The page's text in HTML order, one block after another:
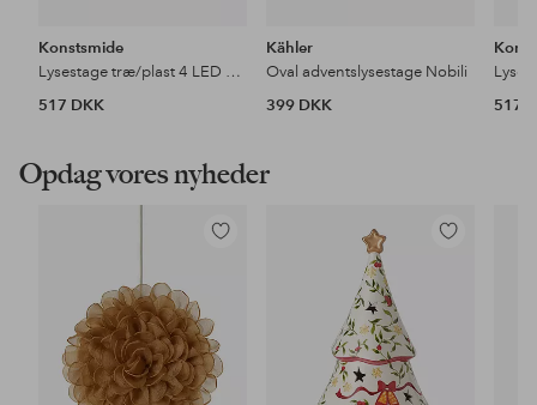
Konstsmide
Lysestage træ/plast 4 LED 23cm
517 DKK
Kähler
Oval adventslysestage Nobili
399 DKK
517
Opdag vores nyheder
Tilføj
Tilføj